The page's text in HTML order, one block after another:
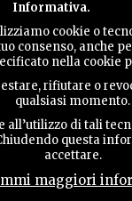
Informativa.
cookie o
consenso, anche
nella cookie
rifiutare o
qualsiasi momento.
all’utilizzo di tali
questa
accettare.
maggiori